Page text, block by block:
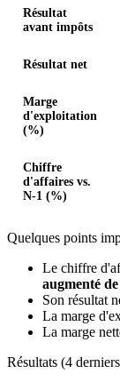
Résultat
avant impôts
Résultat net
Marge
d'exploitation
(%)
Chiffre
d'affaires vs.
N-1 (%)
Quelques points
Le chiffre
augmenté
Son résultat
La marge
La marge
Résultats (4